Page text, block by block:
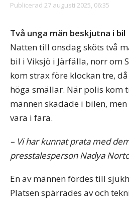
Publicerad 27 augusti 2025, 06:35
Två unga män beskjutna i bil
Natten till onsdag sköts två
bil i Viksjö i Järfälla, norr om
kom strax före klockan tre,
höga smällar. När polis kom
männen skadade i bilen,
vara i fara.
– Vi har kunnat prata med
presstalesperson Nadya
En av männen fördes till
Platsen spärrades av och